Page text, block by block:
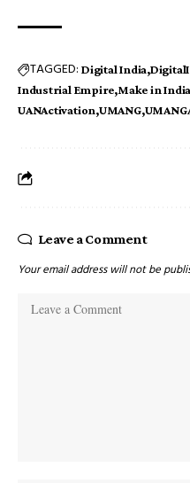
TAGGED: Digital India
Industrial Empire Make in India
UANActivation UMANG
Leave a Comment
Your email address will not be